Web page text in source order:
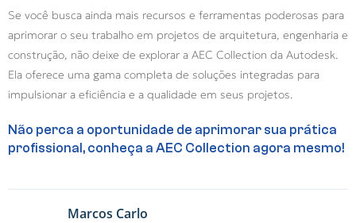
Se você busca ainda mais recursos e ferramentas poderosas para
aprimorar o seu trabalho em projetos de arquitetura, engenharia e
construção, não deixe de explorar a AEC Collection da Autodesk.
Ela oferece uma gama completa de soluções integradas para
impulsionar a eficiência e a qualidade em seus projetos.
Não perca a oportunidade de aprimorar sua prática
profissional, conheça a AEC Collection agora mesmo!
Marcos Carlo